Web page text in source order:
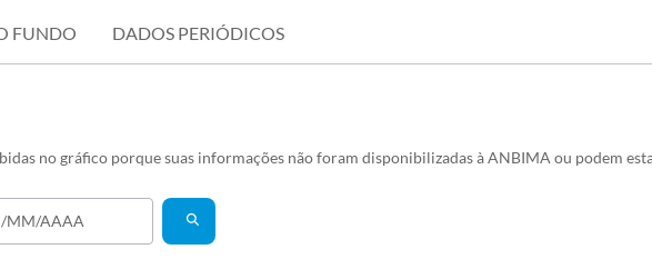
FUNDO DADOS PERIÓDICOS
no gráfico porque suas informações não foram disponibilizadas à ANBIMA ou podem